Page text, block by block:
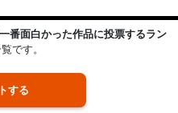
番面白かった作品に投票するラン
です。
する